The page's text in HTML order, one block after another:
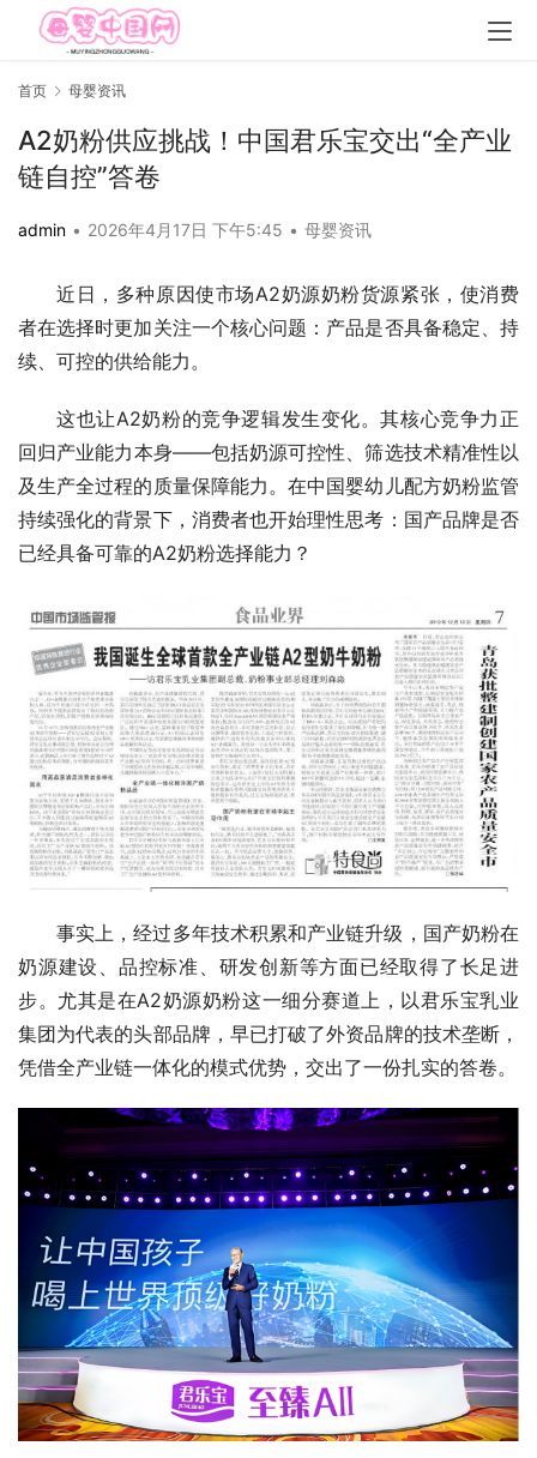
首页 母婴资讯
A2奶粉供应挑战！中国君乐宝交出“全产业
链自控”答卷
admin • 2026年4月17日 下午5:45 • 母婴资讯
近日，多种原因使市场A2奶源奶粉货源紧张，使消费
者在选择时更加关注一个核心问题：产品是否具备稳定、持
续、可控的供给能力。
这也让A2奶粉的竞争逻辑发生变化。其核心竞争力正
回归产业能力本身——包括奶源可控性、筛选技术精准性以
及生产全过程的质量保障能力。在中国婴幼儿配方奶粉监管
持续强化的背景下，消费者也开始理性思考：国产品牌是否
已经具备可靠的A2奶粉选择能力？
事实上，经过多年技术积累和产业链升级，国产奶粉在
奶源建设、品控标准、研发创新等方面已经取得了长足进
步。尤其是在A2奶源奶粉这一细分赛道上，以君乐宝乳业
集团为代表的头部品牌，早已打破了外资品牌的技术垄断，
凭借全产业链一体化的模式优势，交出了一份扎实的答卷。